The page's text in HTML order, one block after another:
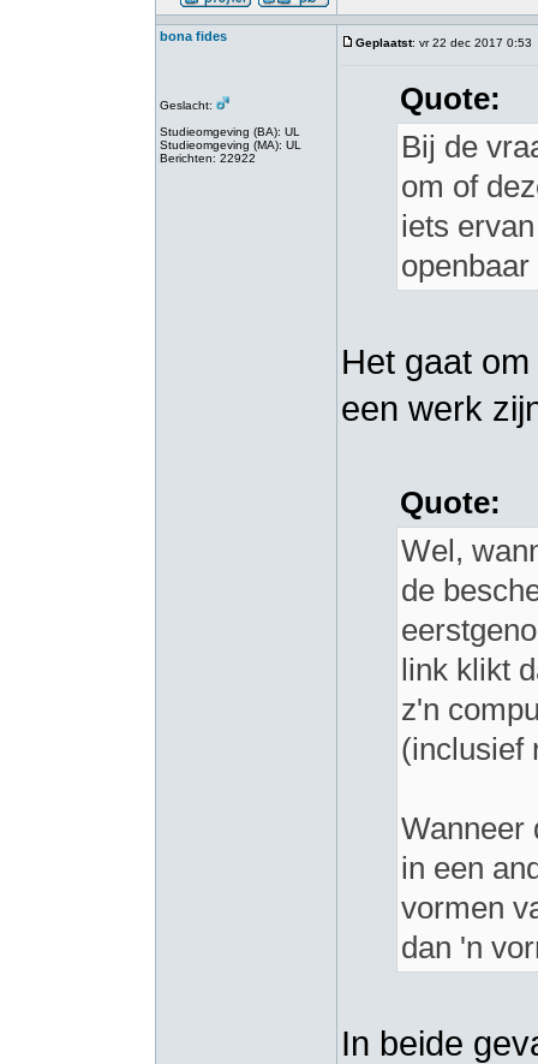
bona fides
Geslacht:
Studieomgeving (BA): UL
Studieomgeving (MA): UL
Berichten: 22922
Geplaatst: vr 22 dec 2017 0:53
Quote:
Bij de
om of
iets
Het gaat
een werk
Quote:
Wel,
de
link klikt
z'n
(inclusief
Wanneer
in een
vormen
dan 'n
In beide